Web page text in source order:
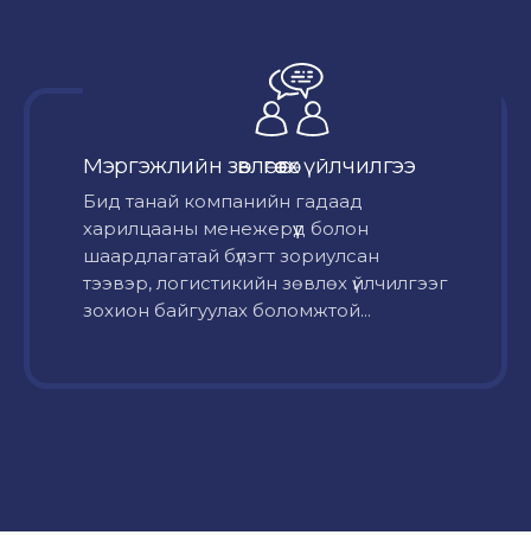
Мэргэжлийн зөвлөгөө өгөх үйлчилгээ
Бид танай компанийн гадаад
харилцааны менежерүүд болон
шаардлагатай бүлэгт зориулсан
тээвэр, логистикийн зөвлөх үйлчилгээг
зохион байгуулах боломжтой...